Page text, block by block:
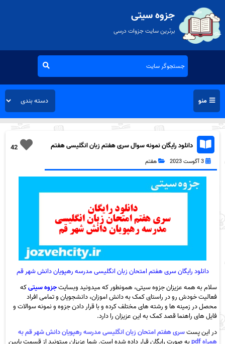
جزوه سیتی
برترین سایت جزوات درسی
منو
42
دانلود رایگان نمونه سوال سری هفتم زبان انگلیسی هفتم
3 آگوست 2023 هفتم
دانلود رایگان سری هفتم امتحان زبان انگلیسی مدرسه رهپویان دانش شهر قم
سلام به همه عزیزان جزوه سیتی، همونطور که میدونید وبسایتجزوه سیتیکه
فعالیت خودش رو در راستای کمک به دانش اموزان، دانشجویان و تمامی افراد
محصل در زمینه ها و رشته های مختلف کرده و با قرار دادن جزوه و نمونه سوالات و
فایل های راهنما قصد کمک به این عزیزان را دارد.
در این پستسری هفتم امتحان زبان انگلیسی مدرسه رهپویان دانش شهر قم به
همراه pdf
به صورت رایگان قرار داده شده است. شما عزیزان میتونید از قسمت پایین